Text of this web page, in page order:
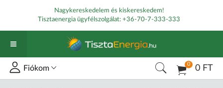
Nagykereskedelem és kiskereskedem!
Tisztaenergia ügyfélszolgálat: +36-70-7-333-333
0 0 FT
Fiókom